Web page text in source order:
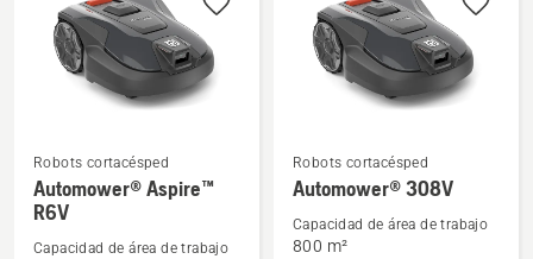
productos
Ver
más
detalles
Robots cortacésped
Automower® Aspire™
R6V
Capacidad de área de trabajo
Ver
más
detalles
Robots cortacésped
Automower® 308V
Capacidad de área de trabajo
800 m²